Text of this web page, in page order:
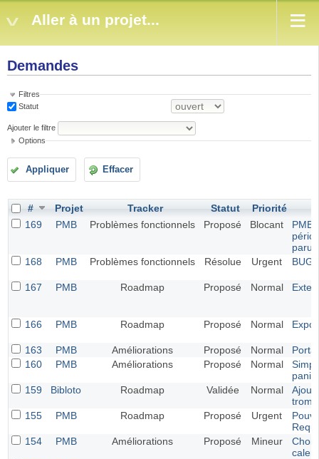
Aller à un projet...
Demandes
Filtres
Statut
Ajouter le filtre
Options
Appliquer Effacer
# Projet Tracker Statut
Priorité
169
PMB Problèmes fonctionnels Proposé Blocant
PMB
168
PMB Problèmes fonctionnels Résolue Urgent BUG
167 PMB Roadmap Proposé Normal
166 PMB Roadmap Proposé Normal
163 PMB Améliorations Proposé Normal
160
PMB Améliorations Proposé Normal
159
Bibloto Roadmap Validée Normal
Ajout
155
PMB Roadmap Proposé Urgent
154
PMB Améliorations Proposé Mineur